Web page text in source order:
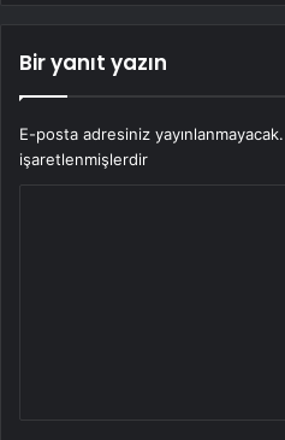
Bir yanıt yazın
E-posta adresiniz yayınlanmayacak.
işaretlenmişlerdir